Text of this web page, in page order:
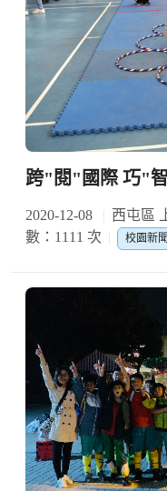
跨"閱"國際 巧"
2020-12-08 西屯區
數：1111 次
校園新聞